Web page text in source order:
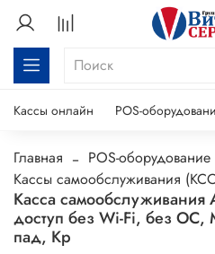
Кассы онлайн POS-
Главная
POS-оборудование
Кассы самообслуживания
Касса
доступ без Wi-Fi, без
пад, Кр